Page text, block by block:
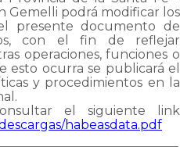
Gemelli podrá modificar los
presente documento de
con el fin de reflejar
operaciones, funciones o
esto ocurra se publicará el
y procedimientos en la
el siguiente link
habeasdata.pdf